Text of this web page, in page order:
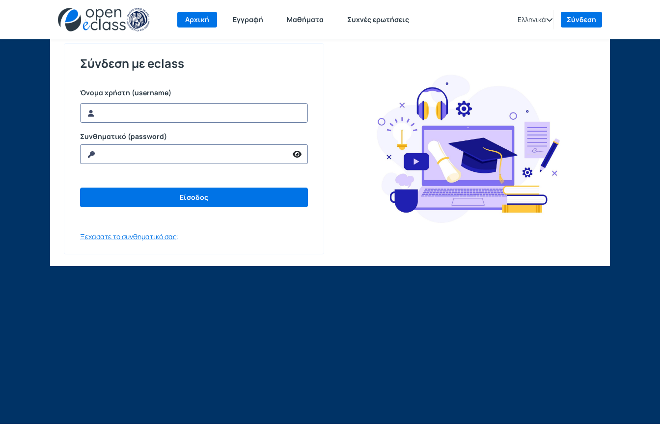
Αρχική Εγγραφή Μαθήματα Συχνές ερωτήσεις Ελληνικά Σύνδεση
Σύνδεση
Σύνδεση με eclass
Όνομα χρήστη (username)
Συνθηματικό (password)
Ξεχάσατε το συνθηματικό σας;